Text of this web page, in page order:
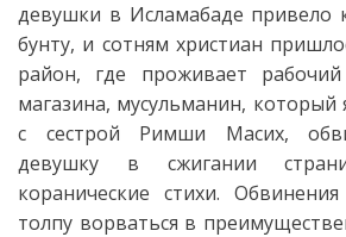
девушки в Исламабаде привело
бунту, и сотням христиан
район, где проживает рабочий
магазина, мусульманин, который
с сестрой Римши Масих,
девушку в сжигании
коранические стихи.
толпу ворваться в